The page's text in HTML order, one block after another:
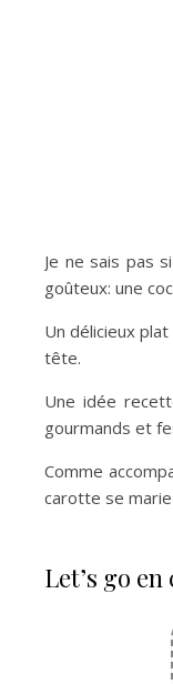
Je ne sais pas
goûteux: une
Un délicieux
tête.
Une idée
gourmands et
Comme
carotte se marie
Let’s go